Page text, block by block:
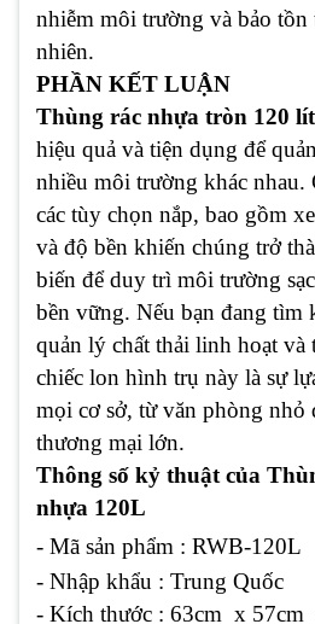
nhiễm môi trường và bảo tồn
nhiên.
PHẦN KẾT LUẬN
Thùng rác nhựa tròn 120 lít
hiệu quả và tiện dụng để
nhiều môi trường khác nhau.
các tùy chọn nắp, bao gồm
và độ bền khiến chúng trở
biến để duy trì môi trường
bền vững. Nếu bạn đang tìm
quản lý chất thải linh hoạt và
chiếc lon hình trụ này là sự
mọi cơ sở, từ văn phòng nhỏ
thương mại lớn.
Thông số kỷ thuật của
nhựa 120L
- Mã sản phẩm : RWB-120L
- Nhập khẩu : Trung Quốc
- Kích thước : 63cm x 57cm